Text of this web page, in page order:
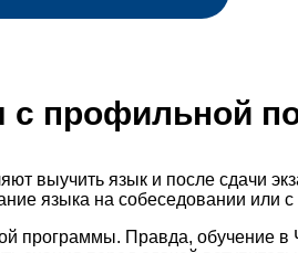
профильной
выучить язык и после сдачи
языка на собеседовании или
программы. Правда, обучение в